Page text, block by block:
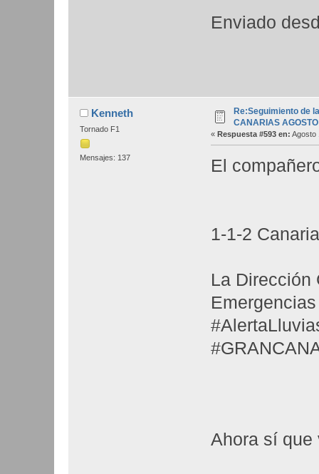
Enviado
Kenneth
Tornado F1
Mensajes: 137
Re:Seguimiento de
CANARIAS
« Respuesta #593 en: Agosto
El
1-1-2
La Dirección
Ahora sí